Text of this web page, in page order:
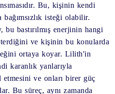
Bu, kişinin kendi
isteği olabilir.
bastırılmış enerjinin hangi
ve kişinin bu konularda
ortaya koyar. Lilith'in
karanlık yanlarıyla
etmesini ve onları birer güç
Bu süreç, aynı zamanda